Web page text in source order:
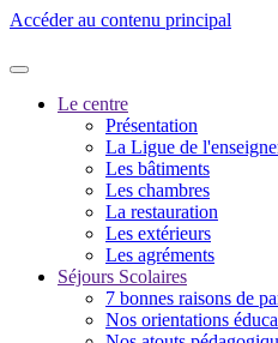
Accéder au contenu principal
Le centre
Présentation
La Ligue de
Les bâtiments
Les chambres
La restauration
Les extérieurs
Les agréments
Séjours Scolaires
7 bonnes raisons de
Nos orientations